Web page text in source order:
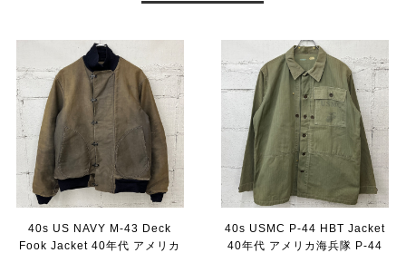
40s US NAVY M-43 Deck
Fook Jacket 40年代 アメリカ
40s USMC P-44 HBT Jacket
40年代 アメリカ海兵隊 P-44